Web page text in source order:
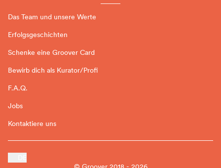
Das Team und unsere Werte
Erfolgsgeschichten
Schenke eine Groover Card
Bewirb dich als Kurator/Profi
F.A.Q.
Jobs
Kontaktiere uns
© Groover 2018 - 2026